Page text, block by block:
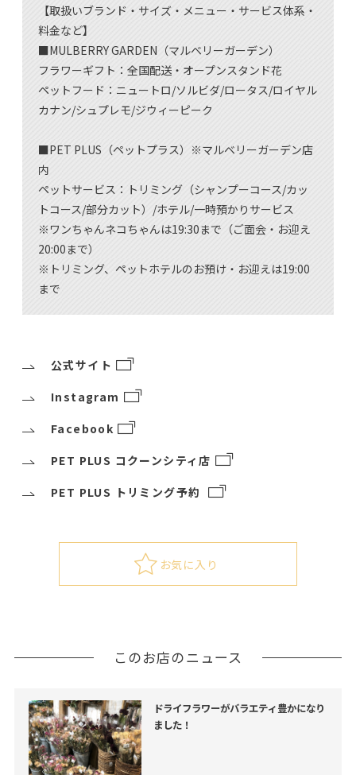
【取扱いブランド・サイズ・メニュー・サービス体系・
料金など】
■MULBERRY GARDEN（マルベリーガーデン）
フラワーギフト：全国配送・オープンスタンド花
ペットフード：ニュートロ/ソルビダ/ロータス/ロイヤル
カナン/シュプレモ/ジウィーピーク
■PET PLUS（ペットプラス）※マルベリーガーデン店
内
ペットサービス：トリミング（シャンプーコース/カッ
トコース/部分カット）/ホテル/一時預かりサービス
※ワンちゃんネコちゃんは19:30まで（ご面会・お迎え
20:00まで）
※トリミング、ペットホテルのお預け・お迎えは19:00
まで
公式サイト
Instagram
Facebook
PET PLUS コクーンシティ店
PET PLUS トリミング予約
お気に入り
このお店のニュース
ドライフラワーがバラエティ豊かになり
ました！